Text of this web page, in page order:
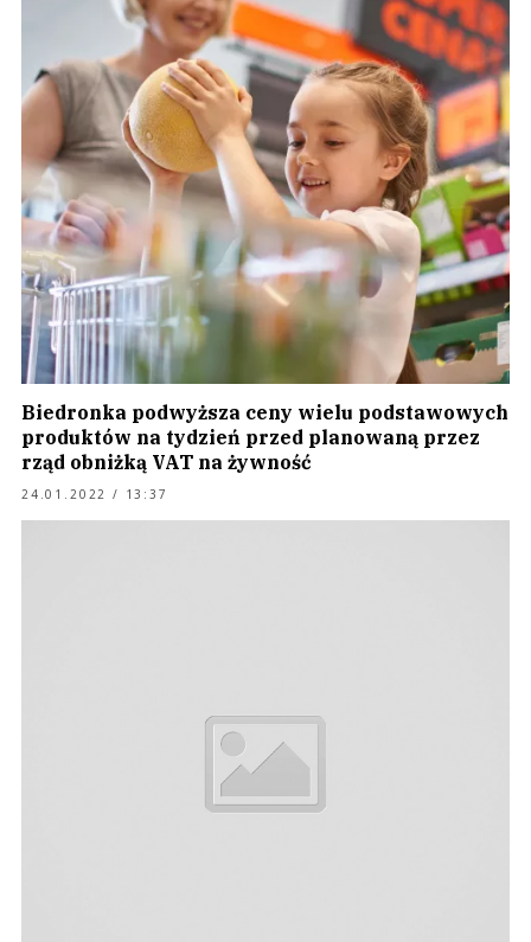
Biedronka podwyższa ceny wielu podstawowych
produktów na tydzień przed planowaną przez
rząd obniżką VAT na żywność
24.01.2022 / 13:37